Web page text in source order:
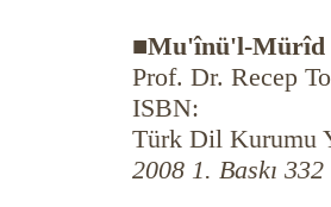
■Mu'înü'l-Mürîd
Prof. Dr. Recep
ISBN:
Türk Dil Kurumu
2008 1. Baskı